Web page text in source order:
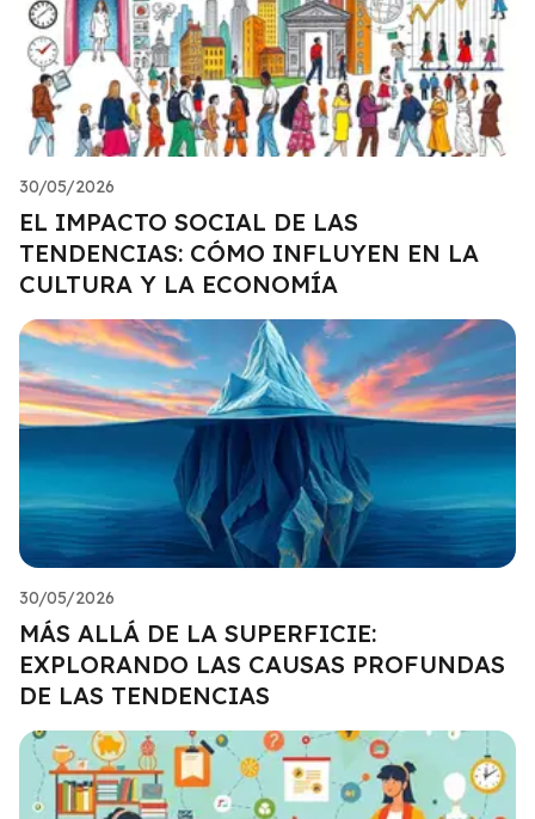
30/05/2026
EL IMPACTO SOCIAL DE LAS
TENDENCIAS: CÓMO INFLUYEN EN LA
CULTURA Y LA ECONOMÍA
30/05/2026
MÁS ALLÁ DE LA SUPERFICIE:
EXPLORANDO LAS CAUSAS PROFUNDAS
DE LAS TENDENCIAS